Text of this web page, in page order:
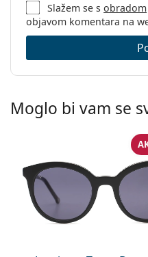
Slažem se sobradom
objavom komentara na
Moglo bi vam se